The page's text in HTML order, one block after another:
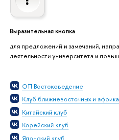
Выразительная кнопка
для предложений и замечаний,
деятельности университета и
ОП Востоковедение
Клуб ближневосточных и
Китайский клуб
Корейский клуб
Японский клуб